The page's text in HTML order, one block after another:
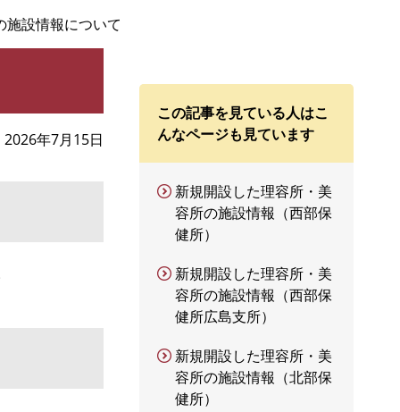
施設情報について
2026年7月15日
この記事を見ている人はこ
んなページも見ています
新規開設した理容所・美
容所の施設情報（西部保
健所）
新規開設した理容所・美
容所の施設情報（西部保
健所広島支所）
新規開設した理容所・美
容所の施設情報（北部保
健所）